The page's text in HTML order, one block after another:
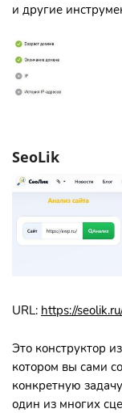
и другие
SeoLik
URL: https://
Это конструктор
котором вы сами
конкретную
один из многих